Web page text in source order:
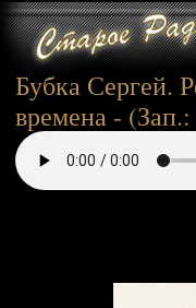
Бубка Сергей.
времена -